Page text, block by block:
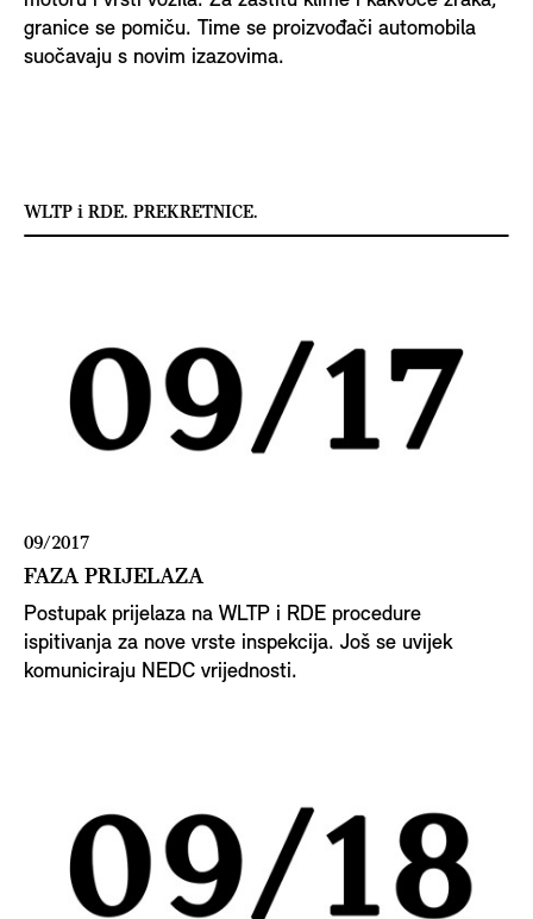
granice se pomiču. Time se proizvođači automobila
suočavaju s novim izazovima.
WLTP i RDE. PREKRETNICE.
09/2017
FAZA PRIJELAZA
Postupak prijelaza na WLTP i RDE procedure
ispitivanja za nove vrste inspekcija. Još se uvijek
komuniciraju NEDC vrijednosti.